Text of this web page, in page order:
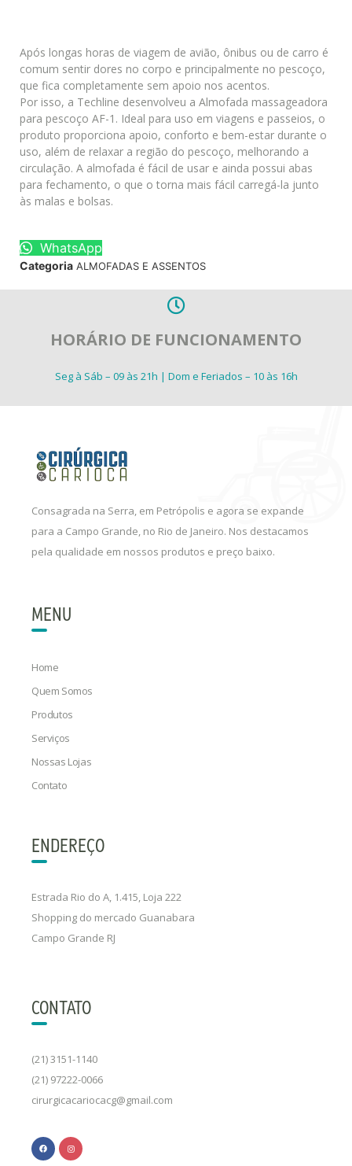
Após longas horas de viagem de avião, ônibus ou de carro é
comum sentir dores no corpo e principalmente no pescoço,
que fica completamente sem apoio nos acentos.
Por isso, a Techline desenvolveu a Almofada massageadora
para pescoço AF-1. Ideal para uso em viagens e passeios, o
produto proporciona apoio, conforto e bem-estar durante o
uso, além de relaxar a região do pescoço, melhorando a
circulação. A almofada é fácil de usar e ainda possui abas
para fechamento, o que o torna mais fácil carregá-la junto
às malas e bolsas.
WhatsApp
Categoria ALMOFADAS E ASSENTOS
HORÁRIO DE FUNCIONAMENTO
Seg à Sáb – 09 às 21h | Dom e Feriados – 10 às 16h
Consagrada na Serra, em Petrópolis e agora se expande
para a Campo Grande, no Rio de Janeiro. Nos destacamos
pela qualidade em nossos produtos e preço baixo.
MENU
Home
Quem Somos
Produtos
Serviços
Nossas Lojas
Contato
ENDEREÇO
Estrada Rio do A, 1.415, Loja 222
Shopping do mercado Guanabara
Campo Grande RJ
CONTATO
(21) 3151-1140
(21) 97222-0066
cirurgicacariocacg@gmail.com